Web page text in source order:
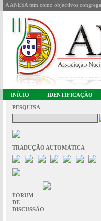
A ANESA tem como objectivos
INÍCIO IDENTIFICAÇÃO
PESQUISA
TRADUÇÃO AUTOMÁTICA
FÓRUM
DE
DISCUSSÃO